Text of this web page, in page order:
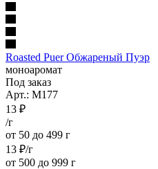
Roasted Puer Обжареный Пуэр
моноаромат
Под заказ
Арт.: M177
13 ₽
/г
от 50 до 499 г
13 ₽/г
от 500 до 999 г